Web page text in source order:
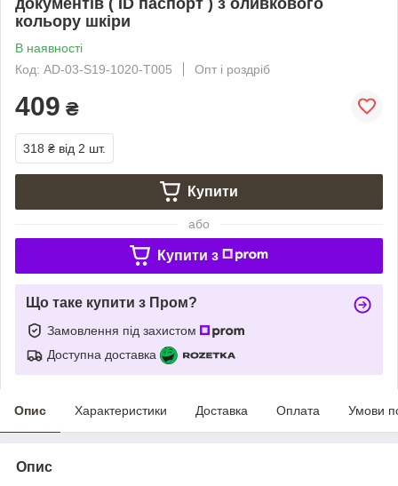
кольору шкіри
В наявності
Код: AD-03-S19-1020-T005
Опт і роздріб
409 ₴
318 ₴ від 2 шт.
Купити
або
Купити з
Що таке купити з Пром?
Замовлення під захистом
Доступна доставка
Опис Характеристики Доставка Оплата Умови
Опис